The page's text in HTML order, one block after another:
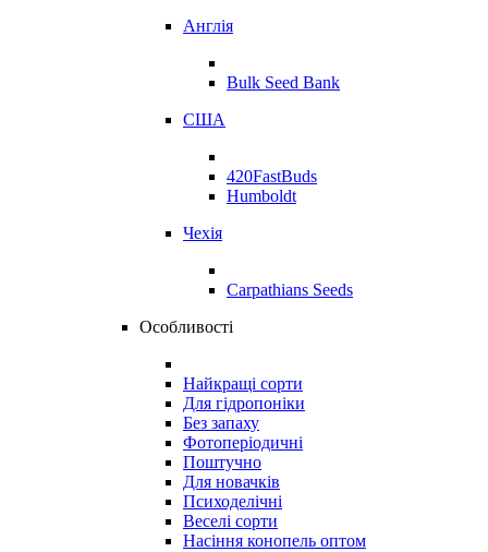
Англія
Bulk Seed Bank
США
420FastBuds
Humboldt
Чехія
Carpathians Seeds
Особливості
Найкращі сорти
Для гідропоніки
Без запаху
Фотоперіодичні
Поштучно
Для новачків
Психоделічні
Веселі сорти
Насіння конопель оптом